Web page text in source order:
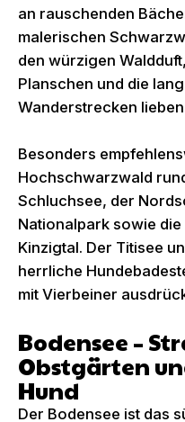
an rauschenden
malerischen
den würzigen
Planschen und die
Wanderstrecken
Besonders
Hochschwarzwald
Schluchsee, der
Nationalpark sowie
Kinzigtal. Der Titisee
herrliche
mit Vierbeiner
Bodensee –
Obstgärten
Hund
Der Bodensee ist das